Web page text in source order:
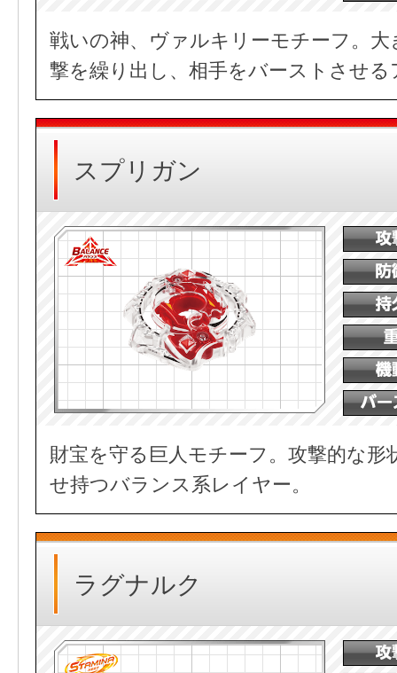
戦いの神、ヴァルキリーモチーフ。
撃を繰り出し、相手をバーストさせ
スプリガン
財宝を守る巨人モチーフ。攻撃的な形
せ持つバランス系レイヤー。
ラグナルク